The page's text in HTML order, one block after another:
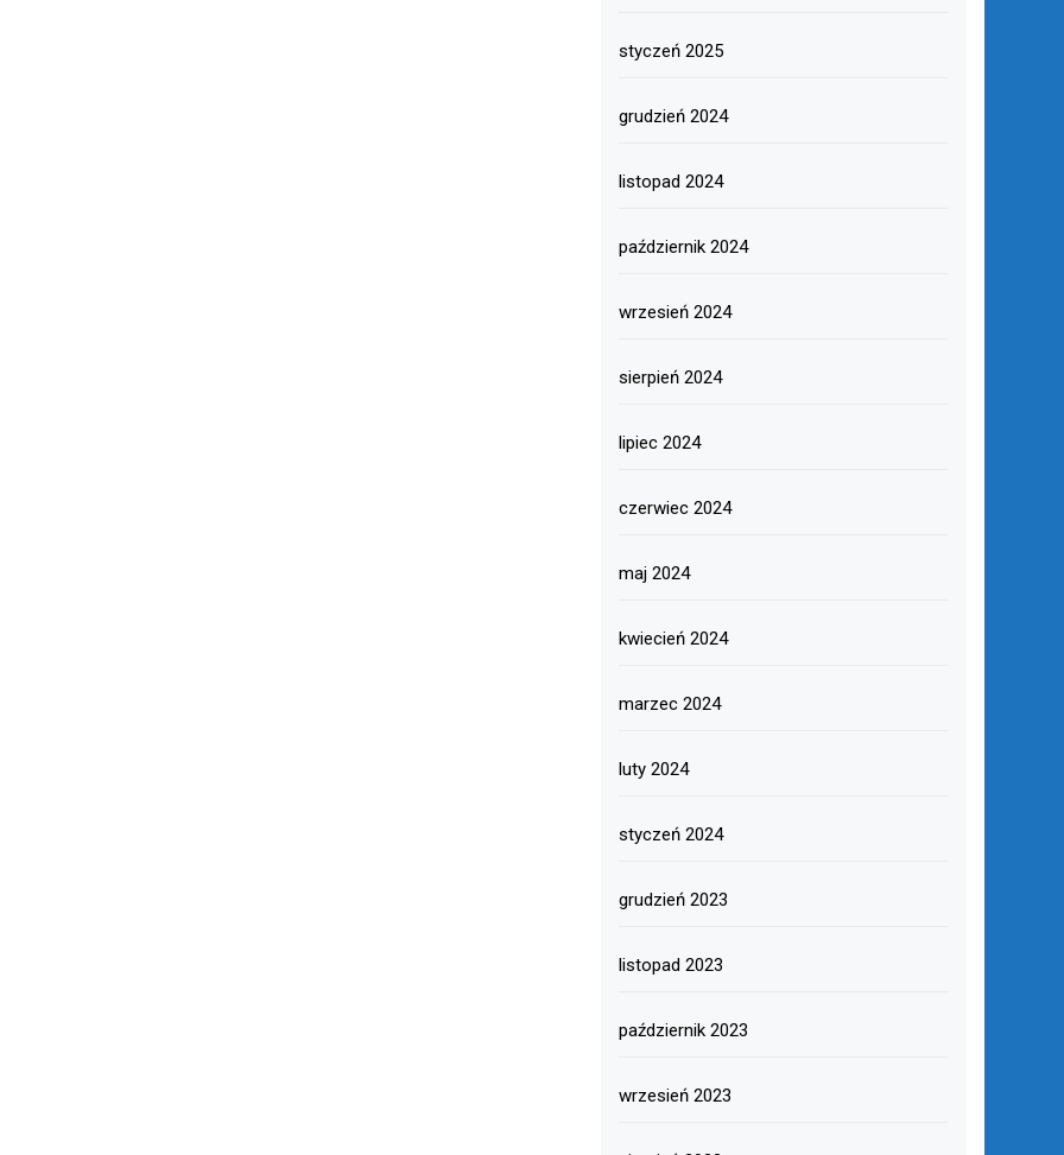
styczeń 2025
grudzień 2024
listopad 2024
październik 2024
wrzesień 2024
sierpień 2024
lipiec 2024
czerwiec 2024
maj 2024
kwiecień 2024
marzec 2024
luty 2024
styczeń 2024
grudzień 2023
listopad 2023
październik 2023
wrzesień 2023